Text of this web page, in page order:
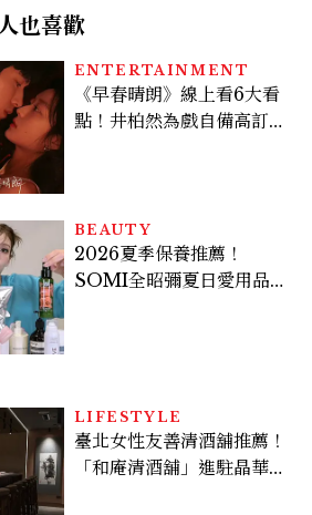
也喜歡
ENTERTAINMENT
《早春晴朗》線上看6大看
點！井柏然為戲自備高訂，
BEAUTY
2026夏季保養推薦！
SOMI全昭彌夏日愛用品公
LIFESTYLE
臺北女性友善清酒舖推薦！
「和庵清酒舖」進駐晶華酒